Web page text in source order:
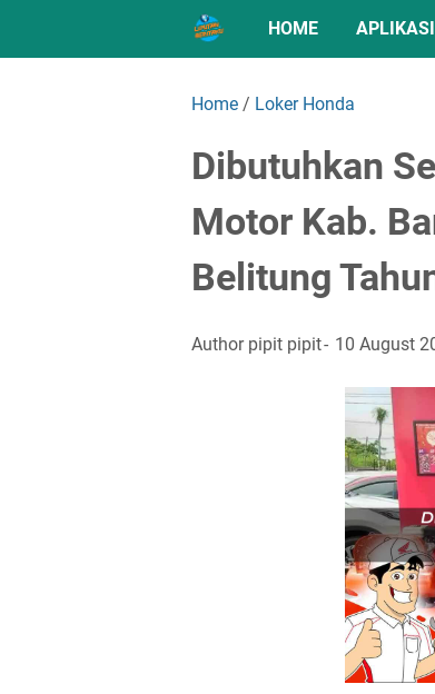
HOME APLIKASI
Home / Loker Honda
Dibutuhkan
Motor Kab.
Belitung
Author pipit pipit 10 August